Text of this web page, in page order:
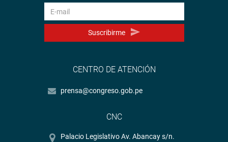
Suscribirme
CENTRO DE ATENCIÓN
prensa@congreso.gob.pe
CNC
Palacio Legislativo Av. Abancay s/n.